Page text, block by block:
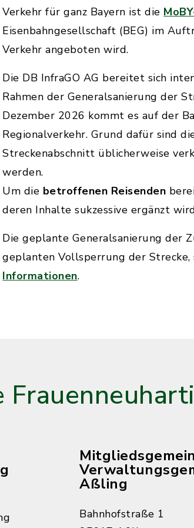
Verkehr für ganz Bayern ist die
Eisenbahngesellschaft (BEG) im
Verkehr angeboten wird.
Die DB InfraGO AG bereitet sich
Rahmen der Generalsanierung der
Dezember 2026 kommt es auf der
Regionalverkehr. Grund dafür sind
Streckenabschnitt üblicherweise
werden.
Um die betroffenen Reisenden
deren Inhalte sukzessive ergänzt
Die geplante Generalsanierung der
geplanten Vollsperrung der
Informationen.
Aßling
Bahnhofstraße 1